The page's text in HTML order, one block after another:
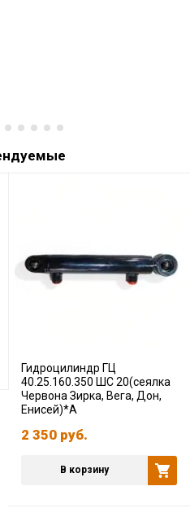
Гидроцилиндр ГЦ
40.25.160.350 ШС 20(сеялка
Червона Зирка, Вега, Дон,
Енисей)*А
2 350 руб.
В корзину